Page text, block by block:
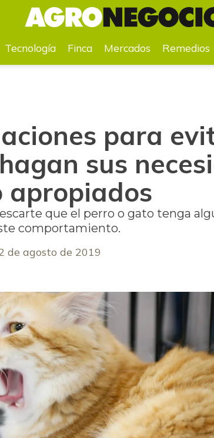
sus necesidades en lugares no apropiados
Tecnología Finca Mercados Remedios
para
sus
apropiados
que el perro o gato tenga
comportamiento.
de agosto de 2019